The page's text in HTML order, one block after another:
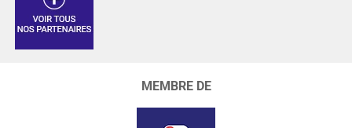
MEMBRE DE